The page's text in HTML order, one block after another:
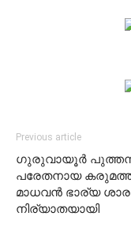
Previous article
ഗുരുവായൂര്‍
പരേതനായ
മാധവന്‍ ഭാര്യ
നിര്യാതയായി